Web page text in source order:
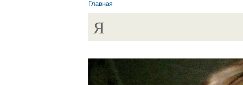
Главная
Я